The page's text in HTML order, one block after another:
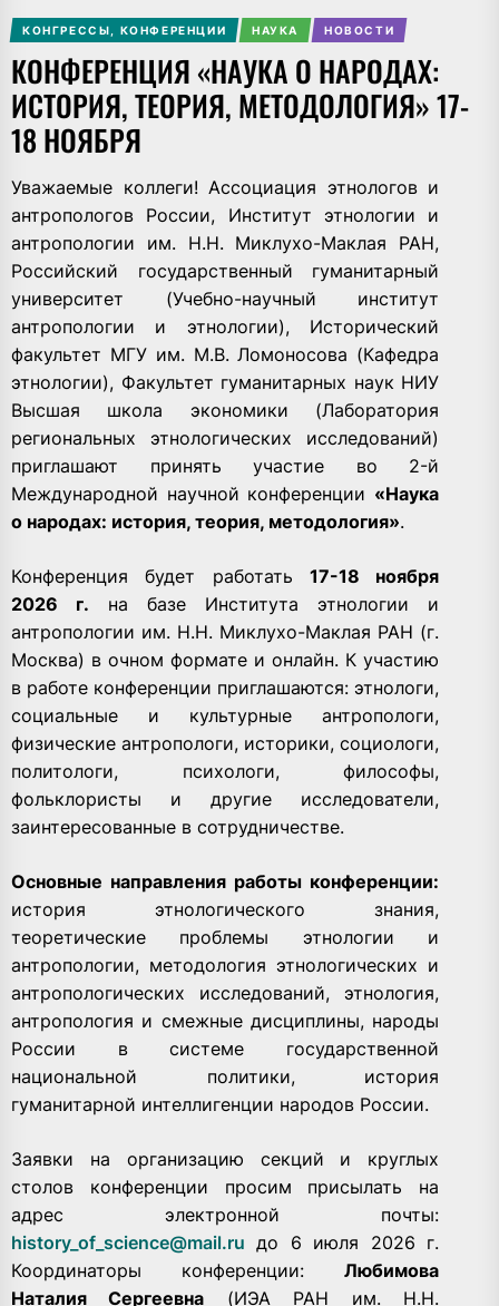
КОНГРЕССЫ, КОНФЕРЕНЦИИ НАУКА НОВОСТИ
КОНФЕРЕНЦИЯ «НАУКА О НАРОДАХ:
ИСТОРИЯ, ТЕОРИЯ, МЕТОДОЛОГИЯ» 17-
18 НОЯБРЯ
Уважаемые коллеги! Ассоциация этнологов и
антропологов России, Институт этнологии и
антропологии им. Н.Н. Миклухо-Маклая РАН,
Российский государственный гуманитарный
университет (Учебно-научный институт
антропологии и этнологии), Исторический
факультет МГУ им. М.В. Ломоносова (Кафедра
этнологии), Факультет гуманитарных наук НИУ
Высшая школа экономики (Лаборатория
региональных этнологических исследований)
приглашают принять участие во 2-й
Международной научной конференции «Наука
о народах: история, теория, методология».
Конференция будет работать 17-18 ноября
2026 г. на базе Института этнологии и
антропологии им. Н.Н. Миклухо-Маклая РАН (г.
Москва) в очном формате и онлайн. К участию
в работе конференции приглашаются: этнологи,
социальные и культурные антропологи,
физические антропологи, историки, социологи,
политологи, психологи, философы,
фольклористы и другие исследователи,
заинтересованные в сотрудничестве.
Основные направления работы конференции:
история этнологического знания,
теоретические проблемы этнологии и
антропологии, методология этнологических и
антропологических исследований, этнология,
антропология и смежные дисциплины, народы
России в системе государственной
национальной политики, история
гуманитарной интеллигенции народов России.
Заявки на организацию секций и круглых
столов конференции просим присылать на
адрес электронной почты:
history_of_science@mail.ru до 6 июля 2026 г.
Координаторы конференции:Любимова
Наталия Сергеевна (ИЭА РАН им. Н.Н.